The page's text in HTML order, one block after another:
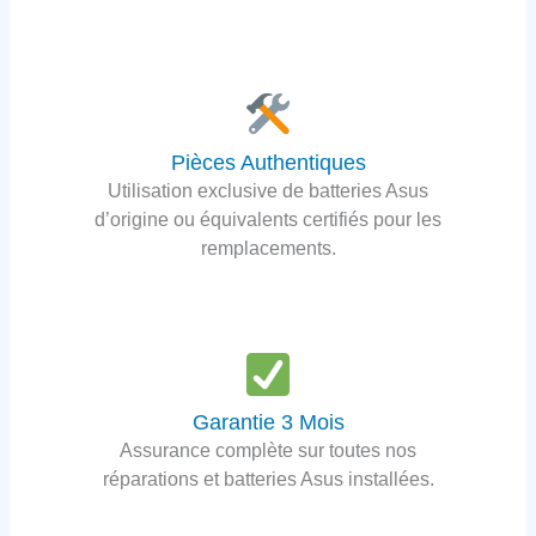
Pièces Authentiques
Utilisation exclusive de batteries Asus
d’origine ou équivalents certifiés pour les
remplacements.
Garantie 3 Mois
Assurance complète sur toutes nos
réparations et batteries Asus installées.